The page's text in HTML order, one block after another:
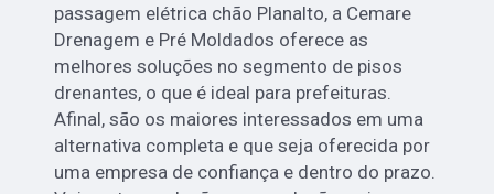
passagem elétrica chão Planalto, a Cemare
Drenagem e Pré Moldados oferece as
melhores soluções no segmento de pisos
drenantes, o que é ideal para prefeituras.
Afinal, são os maiores interessados em uma
alternativa completa e que seja oferecida por
uma empresa de confiança e dentro do prazo.